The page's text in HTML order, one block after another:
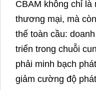
CBAM không chỉ là
thương mại, mà
thế toàn cầu:
triển trong chuỗi
phải minh bạch
giảm cường độ